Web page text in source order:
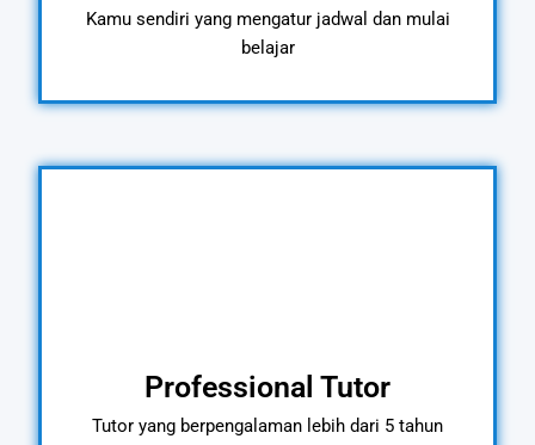
Kamu sendiri yang mengatur jadwal dan mulai
belajar
Professional Tutor
Tutor yang berpengalaman lebih dari 5 tahun